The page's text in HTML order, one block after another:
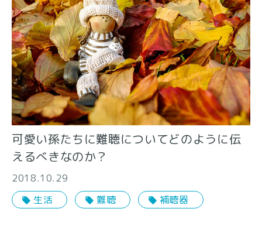
可愛い孫たちに難聴についてどのように伝
えるべきなのか？
2018.10.29
生活
難聴 補聴器